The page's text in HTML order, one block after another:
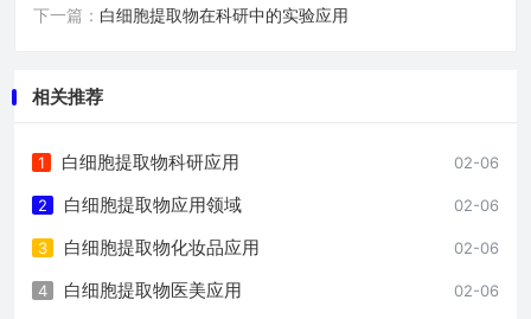
下一篇： 白细胞提取物在科研中的实验应用
相关推荐
02-06
1 白细胞提取物科研应用
02-06
2 白细胞提取物应用领域
02-06
3 白细胞提取物化妆品应用
02-06
4 白细胞提取物医美应用